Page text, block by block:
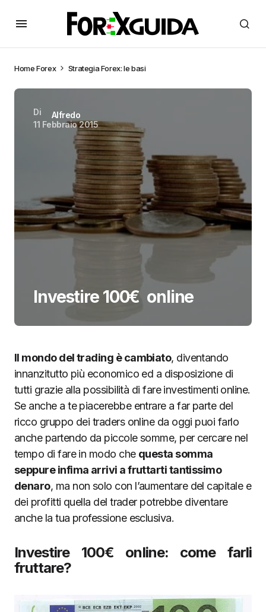
HomeForex Strategia Forex: le basi
Di
Alfredo
11 Febbraio 2015
Investire 100€ online
Il mondo del trading è cambiato, diventando
innanzitutto più economico ed a disposizione di
tutti grazie alla possibilità di fare investimenti online.
Se anche a te piacerebbe entrare a far parte del
ricco gruppo dei traders online da oggi puoi farlo
anche partendo da piccole somme, per cercare nel
tempo di fare in modo che questa somma
seppure infima arrivi a fruttarti tantissimo
denaro, ma non solo con l’aumentare del capitale e
dei profitti quella del trader potrebbe diventare
anche la tua professione esclusiva.
Investire 100€ online: come farli
fruttare?